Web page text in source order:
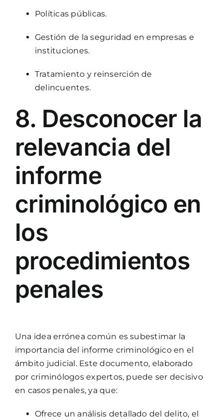
Políticas públicas.
Gestión de la seguridad en empresas e
instituciones.
Tratamiento y reinserción de
delincuentes.
8. Desconocer la
relevancia del
informe
criminológico en
los
procedimientos
penales
Una idea errónea común es subestimar la
importancia del informe criminológico en el
ámbito judicial. Este documento, elaborado
por criminólogos expertos, puede ser decisivo
en casos penales, ya que:
Ofrece un análisis detallado del delito, el